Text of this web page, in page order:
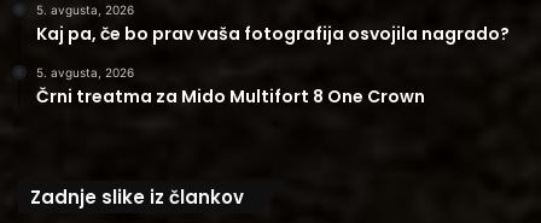
5. avgusta, 2026
Kaj pa, če bo prav vaša fotografija osvojila nagrado?
5. avgusta, 2026
Črni treatma za Mido Multifort 8 One Crown
Zadnje slike iz člankov